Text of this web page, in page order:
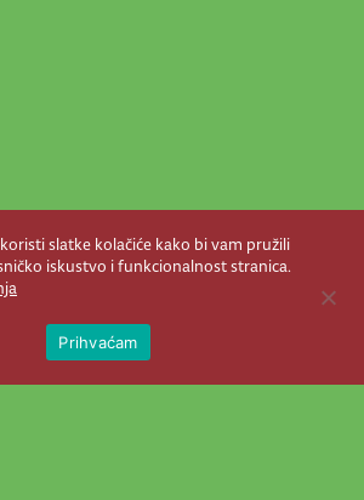
slatke kolačiće kako bi vam pružili
iskustvo i funkcionalnost stranica.
Prihvaćam